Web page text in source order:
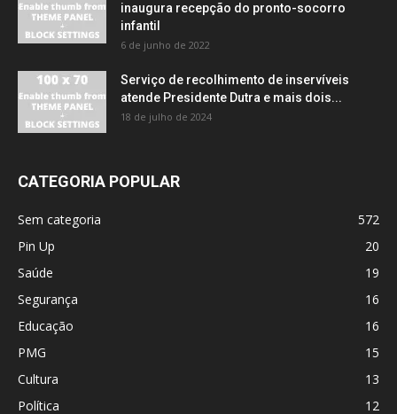
inaugura recepção do pronto-socorro
infantil
6 de junho de 2022
Serviço de recolhimento de inservíveis
atende Presidente Dutra e mais dois...
18 de julho de 2024
CATEGORIA POPULAR
Sem categoria
572
Pin Up
20
Saúde
19
Segurança
16
Educação
16
PMG
15
Cultura
13
Política
12